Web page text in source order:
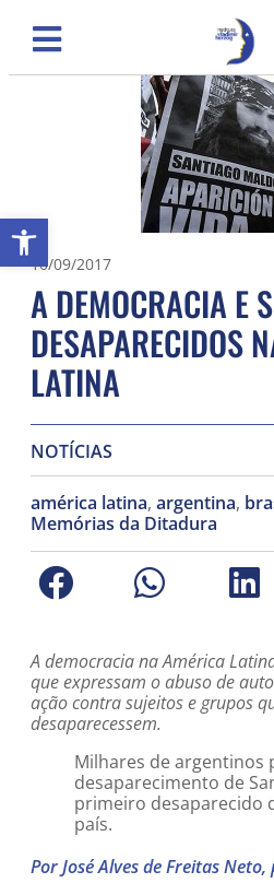
Abrir a barra de ferramentas
10/09/2017
A DEMOCRACIA E
DESAPARECIDOS
LATINA
NOTÍCIAS
américa latina, argentina,
Memórias da Ditadura
A democracia na América
que expressam o abuso de
ação contra sujeitos e grupos
desaparecessem.
Milhares de
desaparecimento de
primeiro desaparecido
país.
Por José Alves de Freitas